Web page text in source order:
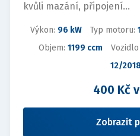
kvůli mazání, připojení...
Výkon: 96 kW Typ motoru:
Objem: 1199 ccm
12/2018
400 Kč
Zobrazit